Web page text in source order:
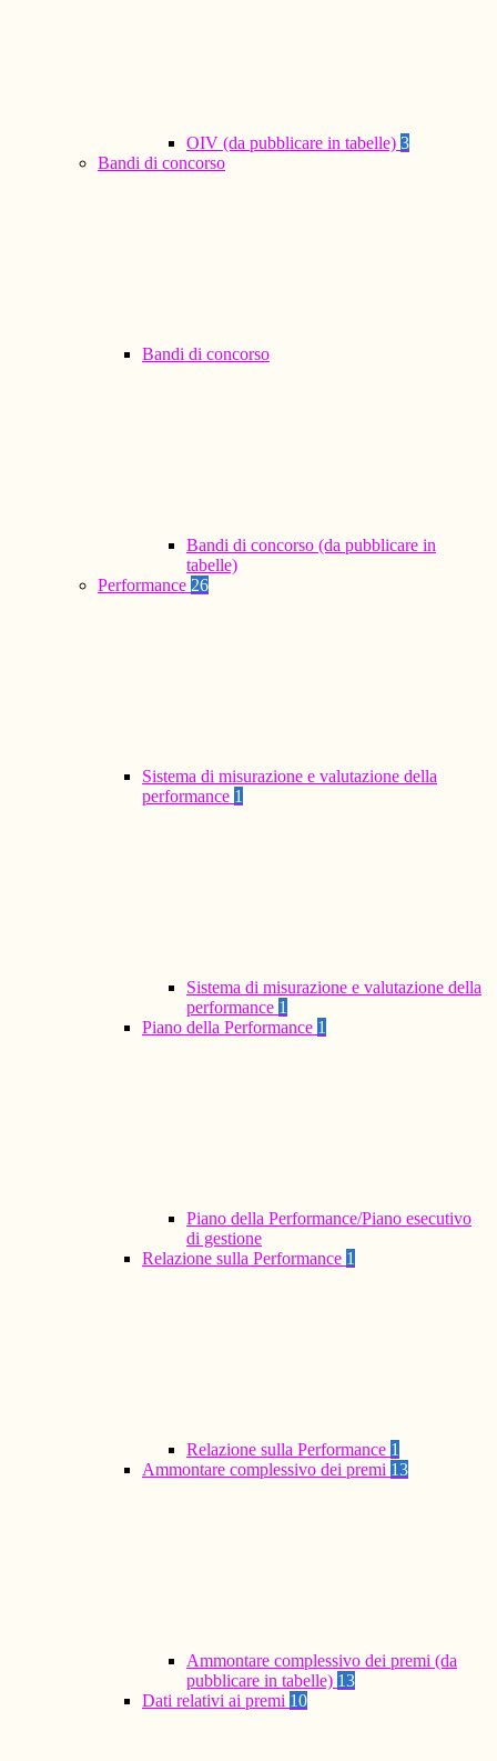
OIV (da pubblicare in tabelle) 3
Bandi di concorso
Bandi di concorso
Bandi di concorso (da pubblicare in
tabelle)
Performance 26
Sistema di misurazione e valutazione della
performance 1
Sistema di misurazione e valutazione della
performance 1
Piano della Performance 1
Piano della Performance/Piano esecutivo
di gestione
Relazione sulla Performance 1
Relazione sulla Performance 1
Ammontare complessivo dei premi 13
Ammontare complessivo dei premi (da
pubblicare in tabelle) 13
Dati relativi ai premi 10